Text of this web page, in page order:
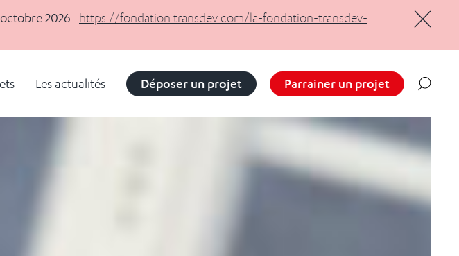
octobre 2026 : https://fondation.transdev.com/la-fondation-transdev-
Transdev
Les actualités Déposer un projet Parrainer un projet